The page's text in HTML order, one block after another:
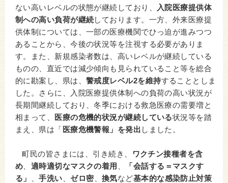
ない高いレベルの状態が継続しており、
入院医療提供体
制への高い負荷が継続しております。一方、外来医療提
供体制については、一部の医療機関でひっ迫が進みつつ
あることから、今後の状況等を注視する必要がありま
す。また、新規感染者数は、高いレベルが継続している
ものの、直近では減少傾向も見られていること等を総合
的に勘案し、県は、警戒度レベル2を維持することとしま
した。さらに、入院医療提供体制への負荷の高い状況が
長期間継続しており、冬季における救急医療の需要増と
相まって、
医療の危機的状況が継続している状況等を踏
まえ、県は「 医療危機警報」を発出 しました。
町民の皆さまには、引き続き、
ワクチン接種者を含
め
適時適切なマスクの着用
「会話する＝マスクす
る」
、手洗い ゼロ密、 換気など基本的な感染防止対策